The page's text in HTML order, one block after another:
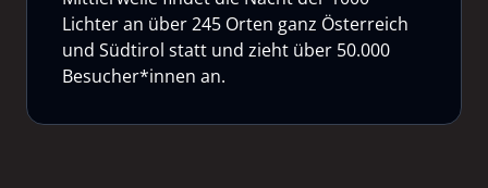
Lichter an über 245 Orten ganz Österreich
und Südtirol statt und zieht über 50.000
Besucher*innen an.